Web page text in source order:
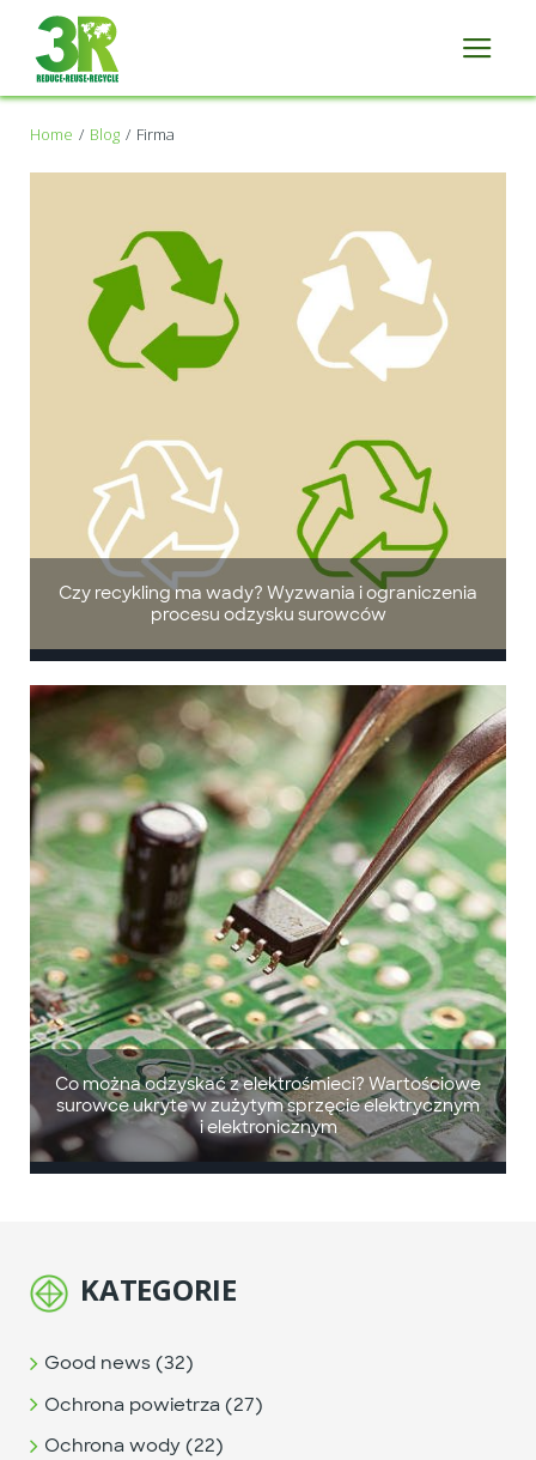
Home Blog Firma
Czy recykling ma wady? Wyzwania i ograniczenia
procesu odzysku surowców
Co można odzyskać z elektrośmieci? Wartościowe
surowce ukryte w zużytym sprzęcie elektrycznym
i elektronicznym
KATEGORIE
Good news (32)
Ochrona powietrza (27)
Ochrona wody (22)